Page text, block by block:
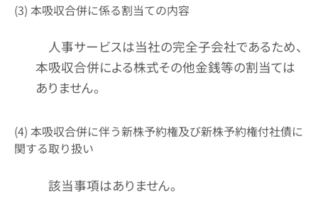
(3) 本吸収合併に係る割当ての内容
人事サービスは当社の完全子会社であるため、
本吸収合併による株式その他金銭等の割当ては
ありません。
(4) 本吸収合併に伴う新株予約権及び新株予約権付社債に
関する取り扱い
該当事項はありません。